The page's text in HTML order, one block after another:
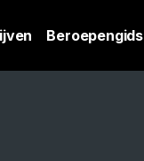
Beroepengids